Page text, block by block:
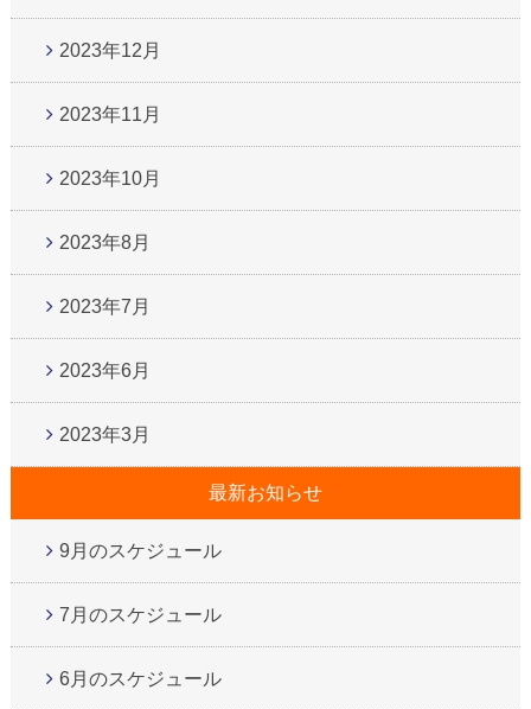
2023年12月
2023年11月
2023年10月
2023年8月
2023年7月
2023年6月
2023年3月
最新お知らせ
9月のスケジュール
7月のスケジュール
6月のスケジュール